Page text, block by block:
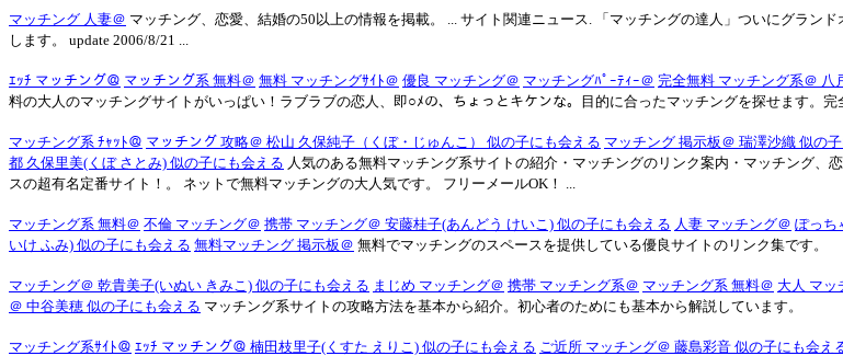
マッチング 人妻＠ マッチング、恋愛、結婚の50以上の情報を掲載。 ... サイト関連ニュース. 「マッチングの達人」ついにグラ
します。 update 2006/8/21 ...
ｴｯﾁ マッチング＠ マッチング系 無料＠ 無料 マッチングｻｲﾄ＠ 優良 マッチング＠ マッチングﾊﾟｰﾃｨｰ＠ 完全無料 マッチング系＠ 八
料の大人のマッチングサイトがいっぱい！ラブラブの恋人、即○ﾒの、ちょっとキケンな。目的に合ったマッチングを探せます。完
マッチング系 ﾁｬｯﾄ＠ マッチング 攻略＠ 松山 久保純子（くぼ・じゅんこ） 似の子にも会える マッチング 掲示板＠ 瑞澤沙織 似の
都 久保里美(くぼ さとみ) 似の子にも会える 人気のある無料マッチング系サイトの紹介・マッチングのリンク案内・マッチング
スの超有名定番サイト！。 ネットで無料マッチングの大人気です。 フリーメールOK！ ...
マッチング系 無料＠ 不倫 マッチング＠ 携帯 マッチング＠ 安藤桂子(あんどう けいこ) 似の子にも会える 人妻 マッチング＠ ぽっち
いけ ふみ) 似の子にも会える 無料マッチング 掲示板＠ 無料でマッチングのスペースを提供している優良サイトのリンク集です。
マッチング＠ 乾貴美子(いぬい きみこ) 似の子にも会える まじめ マッチング＠ 携帯 マッチング系＠ マッチング系 無料＠ 大人 マ
＠ 中谷美穂 似の子にも会える マッチング系サイトの攻略方法を基本から紹介。初心者のためにも基本から解説しています。
マッチング系ｻｲﾄ＠ ｴｯﾁ マッチング＠ 楠田枝里子(くすた えりこ) 似の子にも会える ご近所 マッチング＠ 藤島彩音 似の子にも会え